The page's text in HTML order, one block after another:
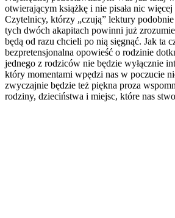
otwierającym książkę i nie pisała nic
Czytelnicy, którzy „czują” lektury
tych dwóch akapitach powinni już
będą od razu chcieli po nią sięgnąć. Jak ta
bezpretensjonalna opowieść o rodzinie
jednego z rodziców nie będzie wyłącznie
który momentami wpędzi nas w poczucie
zwyczajnie będzie też piękna proza
rodziny, dzieciństwa i miejsc, które nas